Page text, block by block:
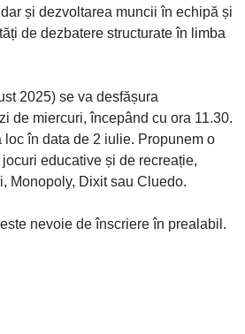
și dezvoltarea muncii în echipă și
de dezbatere structurate în limba
2025) se va desfășura
de miercuri, începând cu ora 11.30.
loc în data de 2 iulie. Propunem o
educative și de recreație,
Monopoly, Dixit sau Cluedo.
nevoie de înscriere în prealabil.